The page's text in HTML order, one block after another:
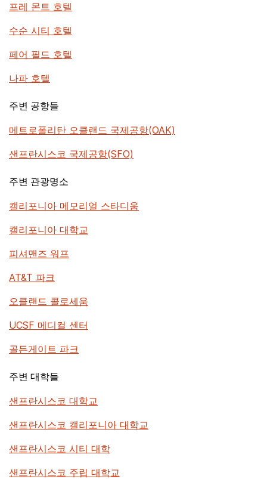
프레 몬트 호텔
수순 시티 호텔
페어 필드 호텔
나파 호텔
주변 공항들
메트로폴리탄 오클랜드 국제공항(OAK)
샌프란시스코 국제공항(SFO)
주변 관광명소
캘리포니아 메모리얼 스타디움
캘리포니아 대학교
피셔맨즈 워프
AT&T 파크
오클랜드 콜로세움
UCSF 메디컬 센터
골든게이트 파크
주변 대학들
샌프란시스코 대학교
샌프란시스코 캘리포니아 대학교
샌프란시스코 시티 대학
샌프란시스코 주립 대학교